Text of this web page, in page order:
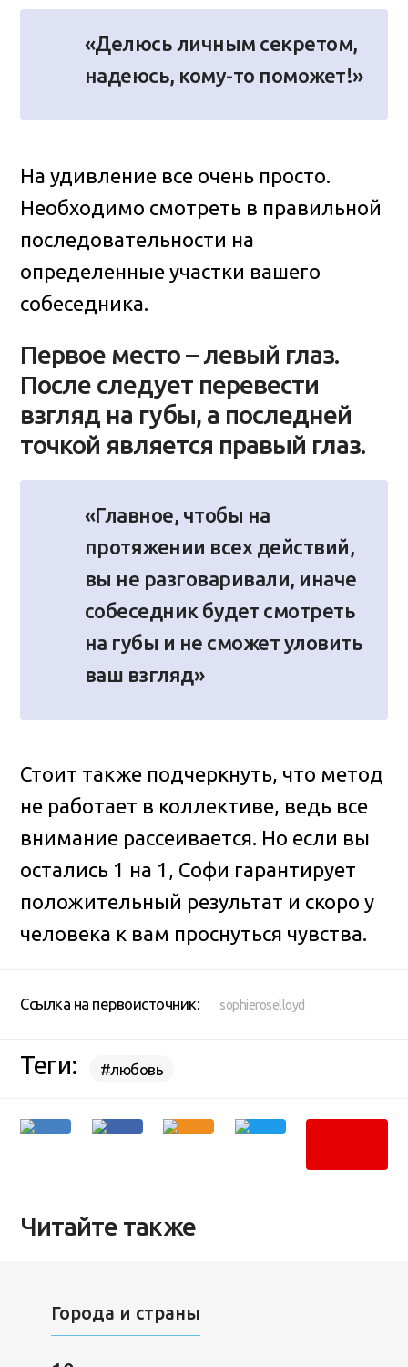
«Делюсь личным секретом,
надеюсь, кому-то поможет!»
На удивление все очень просто.
Необходимо смотреть в правильной
последовательности на
определенные участки вашего
собеседника.
Первое место – левый глаз.
После следует перевести
взгляд на губы, а последней
точкой является правый глаз.
«Главное, чтобы на
протяжении всех действий,
вы не разговаривали, иначе
собеседник будет смотреть
на губы и не сможет уловить
ваш взгляд»
Стоит также подчеркнуть, что метод
не работает в коллективе, ведь все
внимание рассеивается. Но если вы
остались 1 на 1, Софи гарантирует
положительный результат и скоро у
человека к вам проснуться чувства.
Ссылка на первоисточник: sophieroselloyd
Теги: #любовь
Читайте также
Города и страны